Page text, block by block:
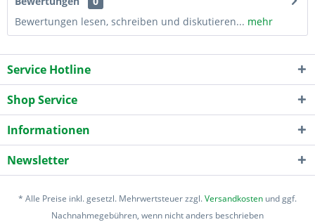
Bewertungen lesen, schreiben und diskutieren... mehr
Service Hotline
Shop Service
Informationen
Newsletter
* Alle Preise inkl. gesetzl. Mehrwertsteuer zzgl.Versandkosten und ggf.
Nachnahmegebühren, wenn nicht anders beschrieben